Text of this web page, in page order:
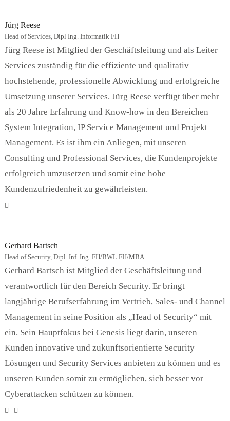
Jürg Reese
Head of Services, Dipl Ing. Informatik FH
Jürg Reese ist Mitglied der Geschäftsleitung und als Leiter
Services zuständig für die effiziente und qualitativ
hochstehende, professionelle Abwicklung und erfolgreiche
Umsetzung unserer Services. Jürg Reese verfügt über mehr
als 20 Jahre Erfahrung und Know-how in den Bereichen
System Integration, IP Service Management und Projekt
Management. Es ist ihm ein Anliegen, mit unseren
Consulting und Professional Services, die Kundenprojekte
erfolgreich umzusetzen und somit eine hohe
Kundenzufriedenheit zu gewährleisten.
Gerhard Bartsch
Head of Security, Dipl. Inf. Ing. FH/BWL FH/MBA
Gerhard Bartsch ist Mitglied der Geschäftsleitung und
verantwortlich für den Bereich Security. Er bringt
langjährige Berufserfahrung im Vertrieb, Sales- und Channel
Management in seine Position als „Head of Security“ mit
ein. Sein Hauptfokus bei Genesis liegt darin, unseren
Kunden innovative und zukunftsorientierte Security
Lösungen und Security Services anbieten zu können und es
unseren Kunden somit zu ermöglichen, sich besser vor
Cyberattacken schützen zu können.